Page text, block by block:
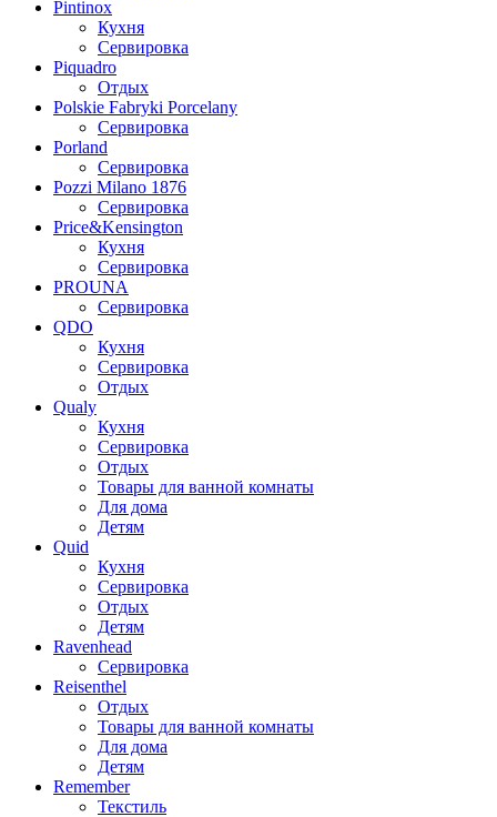
Pintinox
Кухня
Сервировка
Piquadro
Отдых
Polskie Fabryki Porcelany
Сервировка
Porland
Сервировка
Pozzi Milano 1876
Сервировка
Price&Kensington
Кухня
Сервировка
PROUNA
Сервировка
QDO
Кухня
Сервировка
Отдых
Qualy
Кухня
Сервировка
Отдых
Товары для ванной комнаты
Для дома
Детям
Quid
Кухня
Сервировка
Отдых
Детям
Ravenhead
Сервировка
Reisenthel
Отдых
Товары для ванной комнаты
Для дома
Детям
Remember
Текстиль